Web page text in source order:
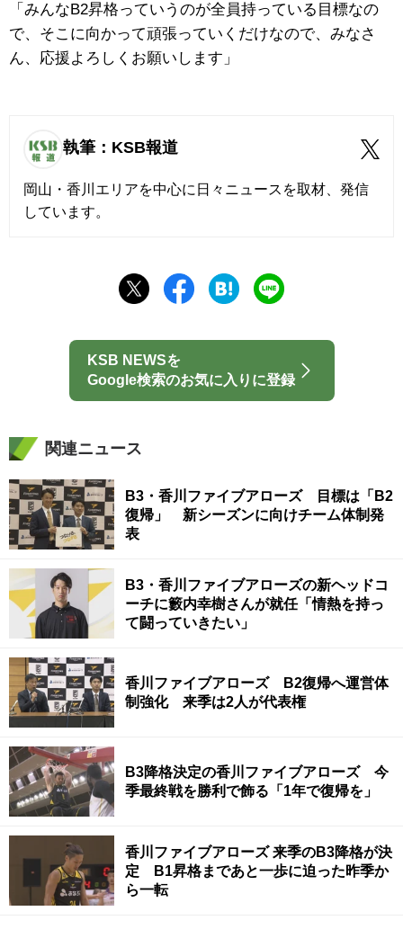
「みんなB2昇格っていうのが全員持っている目標なの
で、そこに向かって頑張っていくだけなので、みなさ
ん、応援よろしくお願いします」
執筆：KSB報道
岡山・香川エリアを中心に日々ニュースを取材、発信
しています。
KSB NEWSを
Google検索のお気に入りに登録
関連ニュース
B3・香川ファイブアローズ 目標は「B2
復帰」 新シーズンに向けチーム体制発
表
B3・香川ファイブアローズの新ヘッドコ
ーチに籔内幸樹さんが就任「情熱を持っ
て闘っていきたい」
香川ファイブアローズ B2復帰へ運営体
制強化 来季は2人が代表権
B3降格決定の香川ファイブアローズ 今
季最終戦を勝利で飾る「1年で復帰を」
香川ファイブアローズ 来季のB3降格が決
定 B1昇格まであと一歩に迫った昨季か
ら一転